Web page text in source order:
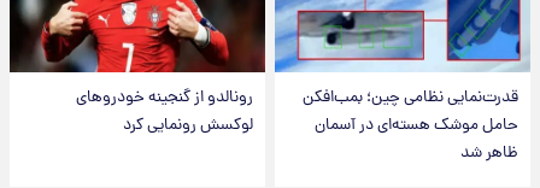
قدرت‌نمایی نظامی چین؛ بمب‌افکن
حامل موشک هسته‌ای در آسمان
ظاهر شد
رونالدو از گنجینه خودروهای
لوکسش رونمایی کرد